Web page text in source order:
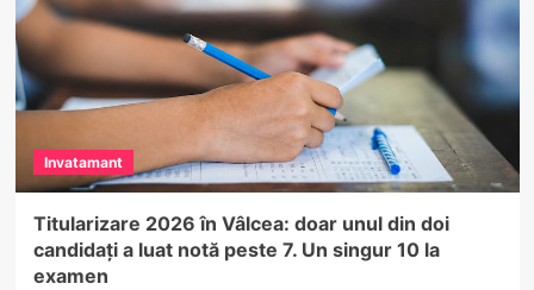
Invatamant
Titularizare 2026 în Vâlcea: doar unul din doi
candidați a luat notă peste 7. Un singur 10 la
examen